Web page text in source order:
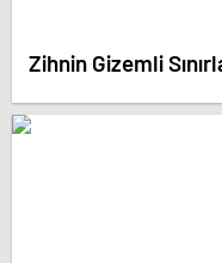
Zihnin Gizemli